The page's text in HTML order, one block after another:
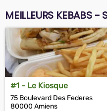
MEILLEURS KEBABS -
#1 - Le Kiosque
75 Boulevard Des Federes
80000 Amiens